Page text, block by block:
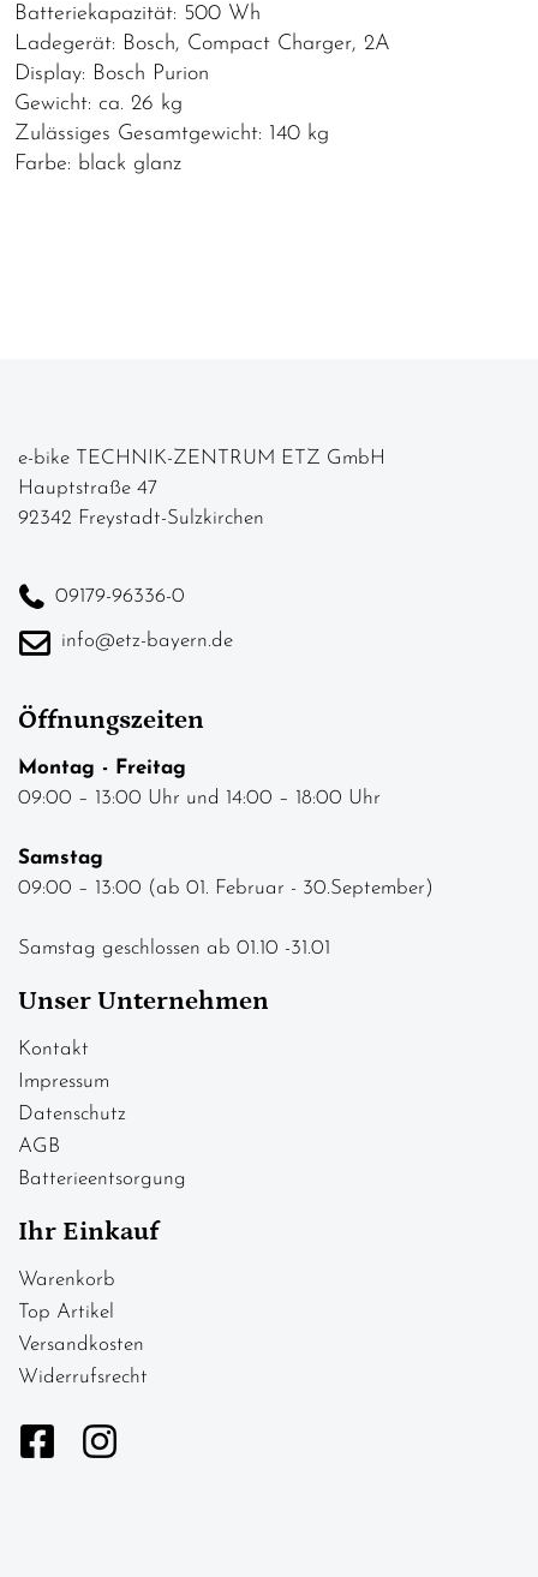
Batteriekapazität: 500 Wh
Ladegerät: Bosch, Compact Charger, 2A
Display: Bosch Purion
Gewicht: ca. 26 kg
Zulässiges Gesamtgewicht: 140 kg
Farbe: black glanz
e-bike TECHNIK-ZENTRUM ETZ GmbH
Hauptstraße 47
92342 Freystadt-Sulzkirchen
09179-96336-0
info@etz-bayern.de
Öffnungszeiten
Montag - Freitag
09:00 – 13:00 Uhr und 14:00 – 18:00 Uhr
Samstag
09:00 – 13:00 (ab 01. Februar - 30.September)
Samstag geschlossen ab 01.10 -31.01
Unser Unternehmen
Kontakt
Impressum
Datenschutz
AGB
Batterieentsorgung
Ihr Einkauf
Warenkorb
Top Artikel
Versandkosten
Widerrufsrecht